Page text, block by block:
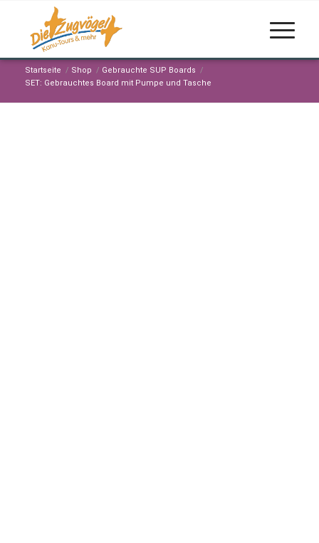
Startseite / Shop / Gebrauchte SUP Boards /
SET: Gebrauchtes Board mit Pumpe und Tasche